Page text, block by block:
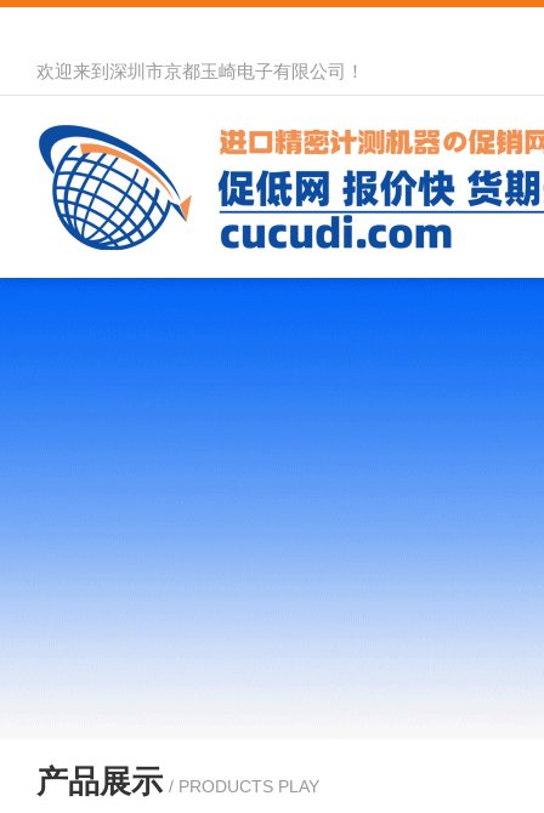
欢迎来到深圳市京都玉崎电子有限公司！
产品展示 / PRODUCTS PLAY